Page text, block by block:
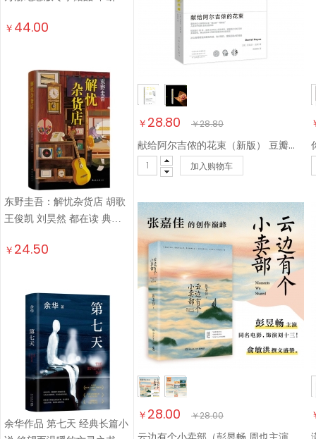
证的东野巅峰
￥ 44.00
东野圭吾：解忧杂货店 胡歌
王俊凯 刘昊然 都在读 典藏
￥ 24.50
余华作品 第七天 经典长篇小
￥ 28.80 ￥28.80
献给阿尔吉侬的花束（新版） 豆瓣高分科幻小说 荣获多项世界科幻大奖 小说
加入购物车
￥ 28.00 ￥28.00